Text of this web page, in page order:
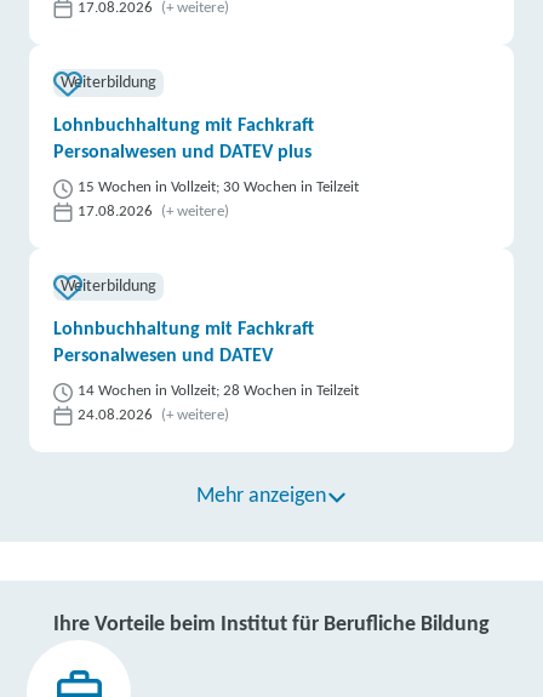
17.08.2026
(+ weitere)
Weiterbildung
Lohnbuchhaltung mit Fachkraft
Personalwesen und DATEV plus
15 Wochen in Vollzeit; 30 Wochen in Teilzeit
17.08.2026
(+ weitere)
Weiterbildung
Lohnbuchhaltung mit Fachkraft
Personalwesen und DATEV
14 Wochen in Vollzeit; 28 Wochen in Teilzeit
24.08.2026
(+ weitere)
Mehr anzeigen
Ihre Vorteile beim Institut für Berufliche Bildung